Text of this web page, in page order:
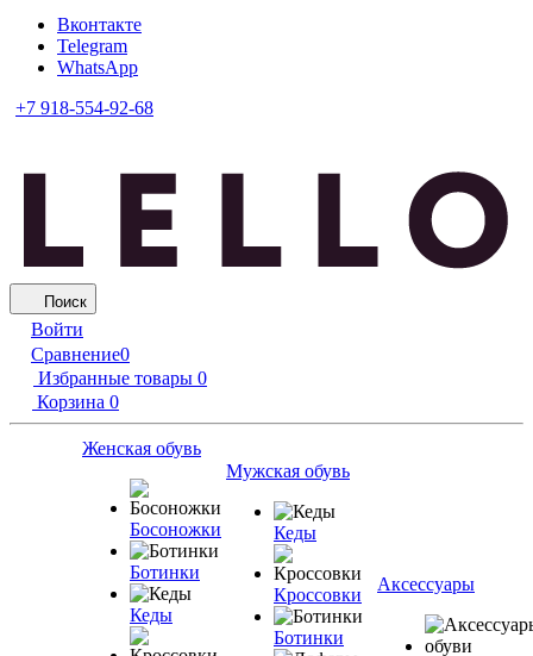
Вконтакте
Telegram
WhatsApp
+7 918-554-92-68
Поиск
Войти
Сравнение0
Избранные товары 0
Корзина 0
Женская обувь
Босоножки
Ботинки
Кеды
Мужская обувь
Кеды
Кроссовки
Ботинки
Аксессуары